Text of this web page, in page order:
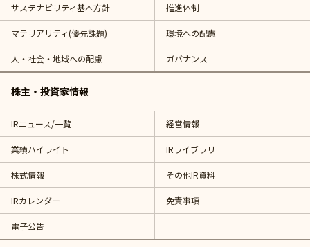
サステナビリティ基本方針 推進体制
マテリアリティ(優先課題) 環境への配慮
人・社会・地域への配慮 ガバナンス
株主・投資家情報
IRニュース/一覧 経営情報
業績ハイライト IRライブラリ
株式情報 その他IR資料
IRカレンダー 免責事項
電子公告